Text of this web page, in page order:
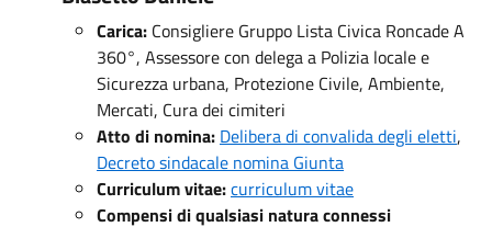
Carica: Consigliere Gruppo Lista Civica Roncade A
360°, Assessore con delega a Polizia locale e
Sicurezza urbana, Protezione Civile, Ambiente,
Mercati, Cura dei cimiteri
Atto di nomina: Delibera di convalida degli eletti,
Decreto sindacale nomina Giunta
Curriculum vitae:curriculum vitae
Compensi di qualsiasi natura connessi